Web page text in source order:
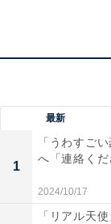
最新
1
「うわすご
へ「連絡く
2024/10/17
「リアル天